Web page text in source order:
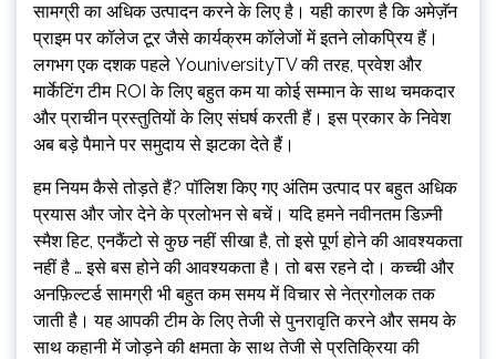
सामग्री का अधिक उत्पादन करने के लिए है। यही कारण है कि अमेज़ॅन
प्राइम पर कॉलेज टूर जैसे कार्यक्रम कॉलेजों में इतने लोकप्रिय हैं।
लगभग एक दशक पहले YouniversityTV की तरह, प्रवेश और
मार्केटिंग टीम ROI के लिए बहुत कम या कोई सम्मान के साथ चमकदार
और प्राचीन प्रस्तुतियों के लिए संघर्ष करती हैं। इस प्रकार के निवेश
अब बड़े पैमाने पर समुदाय से झटका देते हैं।
हम नियम कैसे तोड़ते हैं? पॉलिश किए गए अंतिम उत्पाद पर बहुत अधिक
प्रयास और जोर देने के प्रलोभन से बचें। यदि हमने नवीनतम डिज़्नी
स्मैश हिट, एनकैंटो से कुछ नहीं सीखा है, तो इसे पूर्ण होने की आवश्यकता
नहीं है … इसे बस होने की आवश्यकता है। तो बस रहने दो। कच्ची और
अनफ़िल्टर्ड सामग्री भी बहुत कम समय में विचार से नेत्रगोलक तक
जाती है। यह आपकी टीम के लिए तेजी से पुनरावृति करने और समय के
साथ कहानी में जोड़ने की क्षमता के साथ तेजी से प्रतिक्रिया की